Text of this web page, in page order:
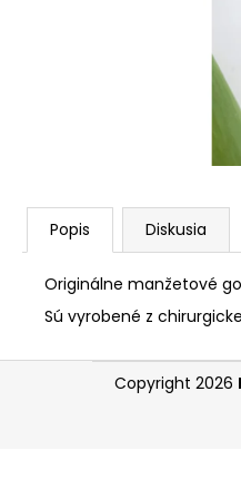
Popis Diskusia
Originálne manžetové
Sú vyrobené z
Z Copyright 2026